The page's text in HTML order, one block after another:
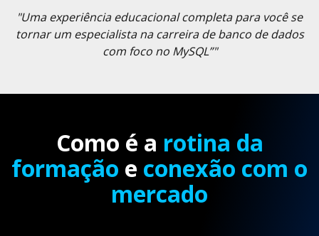
"Uma experiência educacional completa para você se
tornar um especialista na carreira de banco de dados
com foco no MySQL”"
Como é a rotina da
formação e conexão com o
mercado